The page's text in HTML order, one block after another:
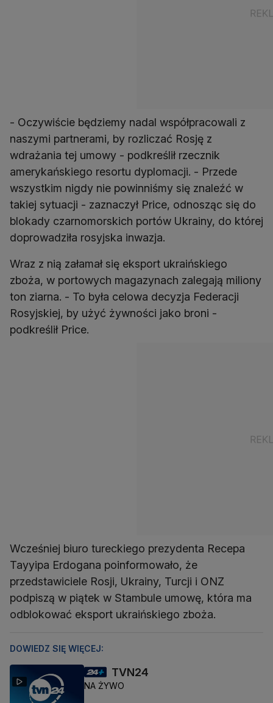
- Oczywiście będziemy nadal współpracowali z
naszymi partnerami, by rozliczać Rosję z
wdrażania tej umowy - podkreślił rzecznik
amerykańskiego resortu dyplomacji. - Przede
wszystkim nigdy nie powinniśmy się znaleźć w
takiej sytuacji - zaznaczył Price, odnosząc się do
blokady czarnomorskich portów Ukrainy, do której
doprowadziła rosyjska inwazja.
Wraz z nią załamał się eksport ukraińskiego
zboża, w portowych magazynach zalegają miliony
ton ziarna. - To była celowa decyzja Federacji
Rosyjskiej, by użyć żywności jako broni -
podkreślił Price.
Wcześniej biuro tureckiego prezydenta Recepa
Tayyipa Erdogana poinformowało, że
przedstawiciele Rosji, Ukrainy, Turcji i ONZ
podpiszą w piątek w Stambule umowę, która ma
odblokować eksport ukraińskiego zboża.
DOWIEDZ SIĘ WIĘCEJ:
TVN24
NA ŻYWO